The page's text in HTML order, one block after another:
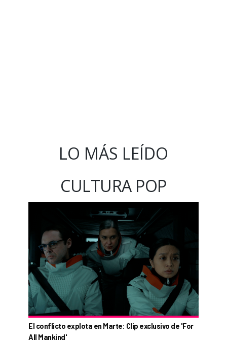
LO MÁS LEÍDO
CULTURA POP
El conflicto explota en Marte: Clip exclusivo de 'For
All Mankind'